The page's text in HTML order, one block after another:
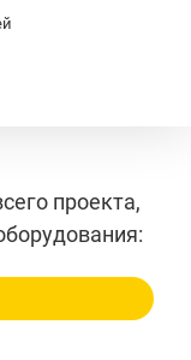
проекта,